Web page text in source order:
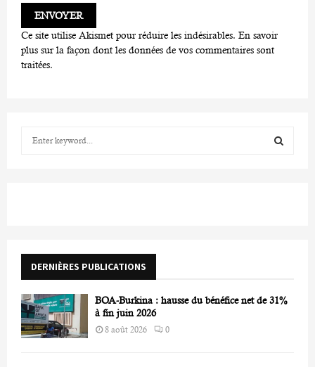
Ce site utilise Akismet pour réduire les indésirables. En savoir
plus sur la façon dont les données de vos commentaires sont
traitées.
r
DERNIÈRES PUBLICATIONS
BOA-Burkina : hausse du bénéfice net de 31%
à fin juin 2026
8 août 2026 0